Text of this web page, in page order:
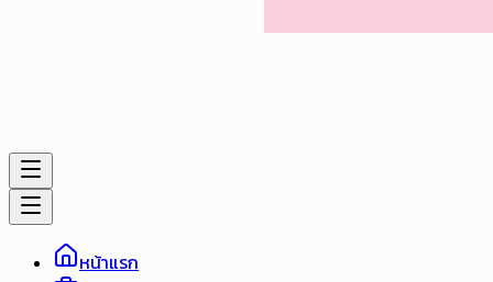
หน้าแรก